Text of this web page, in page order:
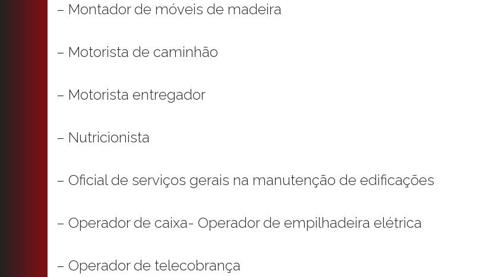
– Montador de móveis de madeira
– Motorista de caminhão
– Motorista entregador
– Nutricionista
– Oficial de serviços gerais na manutenção de edificações
– Operador de caixa- Operador de empilhadeira elétrica
– Operador de telecobrança